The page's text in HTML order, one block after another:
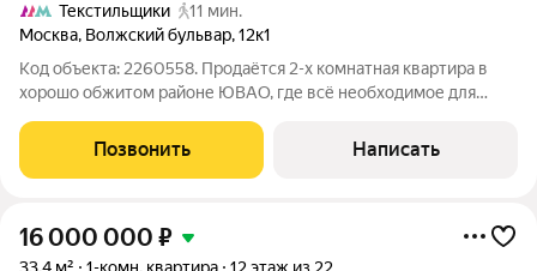
Текстильщики
11 мин.
Москва, Волжский бульвар,12к1
Код объекта: 2260558. Продаётся 2-х комнатная квартира в
хорошо обжитом районе ЮВАО, где всё необходимое для
детские сады, спортивный клуб с бассейном, поликлиника ТЦ в
шаговой доступности .
Позвонить Написать
16 000 000 ₽